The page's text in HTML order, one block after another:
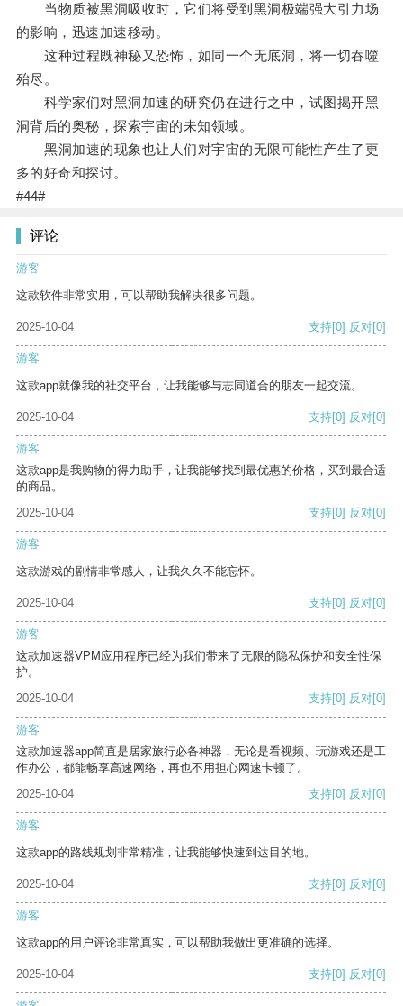
当物质被黑洞吸收时，它们将受到黑洞极端强大引力场
的影响，迅速加速移动。
这种过程既神秘又恐怖，如同一个无底洞，将一切吞噬
殆尽。
科学家们对黑洞加速的研究仍在进行之中，试图揭开黑
洞背后的奥秘，探索宇宙的未知领域。
黑洞加速的现象也让人们对宇宙的无限可能性产生了更
多的好奇和探讨。
#44#
评论
游客
这款软件非常实用，可以帮助我解决很多问题。
2025-10-04 支持[0] 反对[0]
游客
这款app就像我的社交平台，让我能够与志同道合的朋友一起交流。
2025-10-04 支持[0] 反对[0]
游客
这款app是我购物的得力助手，让我能够找到最优惠的价格，买到最合适
的商品。
2025-10-04
支持[0] 反对[0]
游客
这款游戏的剧情非常感人，让我久久不能忘怀。
2025-10-04 支持[0] 反对[0]
游客
这款加速器VPM应用程序已经为我们带来了无限的隐私保护和安全性保
护。
2025-10-04
支持[0] 反对[0]
游客
这款加速器app简直是居家旅行必备神器，无论是看视频、玩游戏还是工
作办公，都能畅享高速网络，再也不用担心网速卡顿了。
2025-10-04
支持[0] 反对[0]
游客
这款app的路线规划非常精准，让我能够快速到达目的地。
2025-10-04 支持[0] 反对[0]
游客
这款app的用户评论非常真实，可以帮助我做出更准确的选择。
2025-10-04 支持[0] 反对[0]